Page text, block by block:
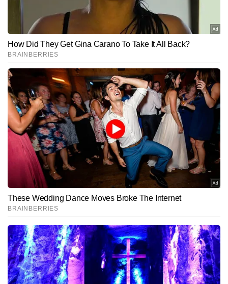
Subscribe to our daily Newsletter!
SUBMIT